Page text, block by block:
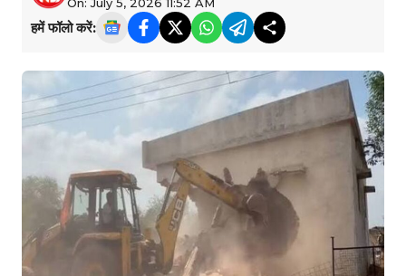
On: July 5, 2026 11:52 AM
हमें फॉलो करें: